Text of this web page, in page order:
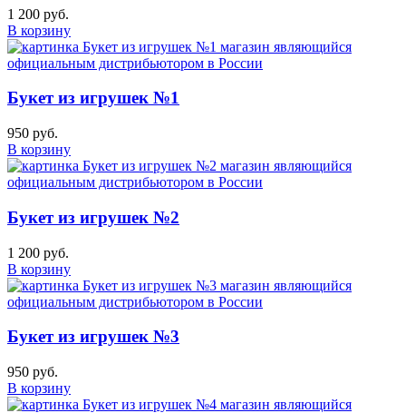
1 200 руб.
В корзину
Букет из игрушек №1
950 руб.
В корзину
Букет из игрушек №2
1 200 руб.
В корзину
Букет из игрушек №3
950 руб.
В корзину